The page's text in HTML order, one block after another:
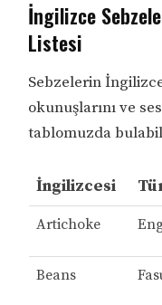
İngilizce
Listesi
Sebzelerin
okunuşlarını ve
tablomuzda
İngilizcesi
Artichoke
Beans